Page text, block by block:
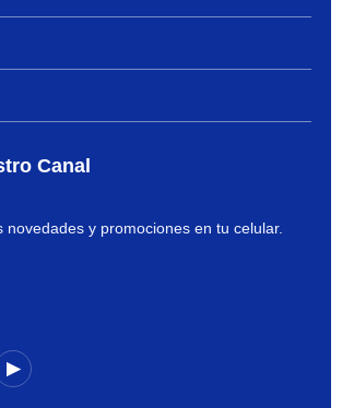
Canal
novedades y promociones en tu celular.
▶